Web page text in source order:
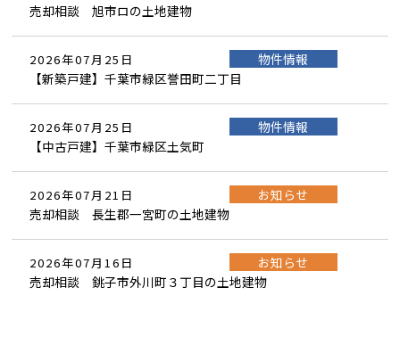
売却相談 旭市ロの土地建物
2026年07月25日
物件情報
【新築戸建】千葉市緑区誉田町二丁目
2026年07月25日
物件情報
【中古戸建】千葉市緑区土気町
2026年07月21日
お知らせ
売却相談 長生郡一宮町の土地建物
2026年07月16日
お知らせ
売却相談 銚子市外川町３丁目の土地建物